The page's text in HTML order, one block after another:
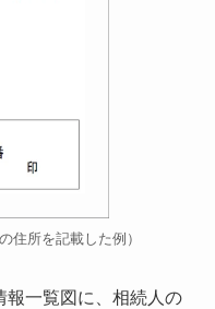
住所を記載した例）
一覧図に、 相続人の